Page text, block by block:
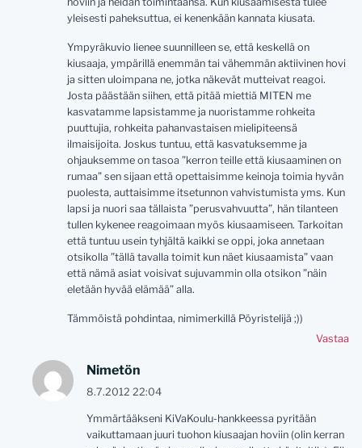
yleisesti paheksuttua, ei kenenkään kannata kiusata.
Ympyräkuvio lienee suunnilleen se, että keskellä on
kiusaaja, ympärillä enemmän tai vähemmän aktiivinen hovi
ja sitten uloimpana ne, jotka näkevät mutteivat reagoi.
Josta päästään siihen, että pitää miettiä MITEN me
kasvatamme lapsistamme ja nuoristamme rohkeita
puuttujia, rohkeita pahanvastaisen mielipiteensä
ilmaisijoita. Joskus tuntuu, että kasvatuksemme ja
ohjauksemme on tasoa ”kerron teille että kiusaaminen on
rumaa” sen sijaan että opettaisimme keinoja toimia hyvän
puolesta, auttaisimme itsetunnon vahvistumista yms. Kun
lapsi ja nuori saa tällaista ”perusvahvuutta”, hän tilanteen
tullen kykenee reagoimaan myös kiusaamiseen. Tarkoitan
että tuntuu usein tyhjältä kaikki se oppi, joka annetaan
otsikolla ”tällä tavalla toimit kun näet kiusaamista” vaan
että nämä asiat voisivat sujuvammin olla otsikon ”näin
eletään hyvää elämää” alla.
Tämmöistä pohdintaa, nimimerkillä Pöyristelijä ;))
Vastaa
Nimetön
8.7.2012 22:04
Ymmärtääkseni KiVaKoulu-hankkeessa pyritään
vaikuttamaan juuri tuohon kiusaajan hoviin (olin kerran